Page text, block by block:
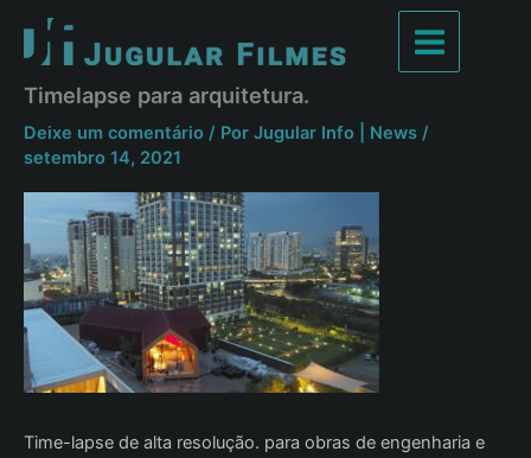
conteúdo
Main
Timelapse para arquitetura.
Deixe um comentário / Por Jugular Info | News /
setembro 14, 2021
Time-lapse de alta resolução. para obras de engenharia e